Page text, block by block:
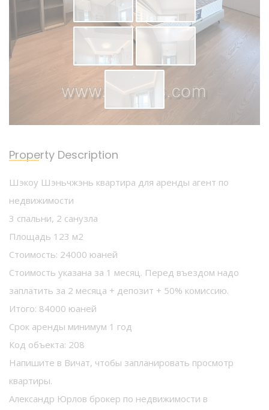
Property Description
Шэкоу Шэньчжэнь квартира для аренды агент по
недвижимости
3 спальни, 2 санузла
Площадь 123 м2
Стоимость: 24000 юаней
Стоимость указана за 1 месяц. Перед въездом надо
заплатить за 2 месяца + депозит + 50% комиссию.
Итого: 84000 юаней
Срок аренды минимум 1 год
Код объекта: 208
Напишите в Вичат, чтобы запланировать просмотр
квартиры.
Александр Юрлов брокер по недвижимости в